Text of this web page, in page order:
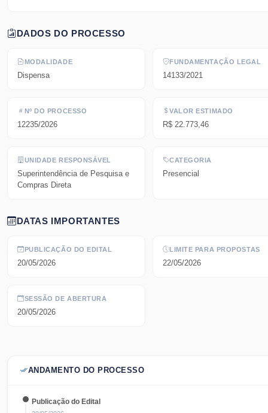
DADOS DO PROCESSO
MODALIDADE
Dispensa
FUNDAMENTAÇÃO LEGAL
14133/2021
Nº DO PROCESSO
12235/2026
VALOR ESTIMADO
R$ 22.773,46
UNIDADE RESPONSÁVEL
Superintendência de Pesquisa e
Compras Direta
CATEGORIA
Presencial
DATAS IMPORTANTES
PUBLICAÇÃO DO EDITAL
20/05/2026
LIMITE PARA PROPOSTAS
22/05/2026
SESSÃO DE ABERTURA
20/05/2026
ANDAMENTO DO PROCESSO
Publicação do Edital